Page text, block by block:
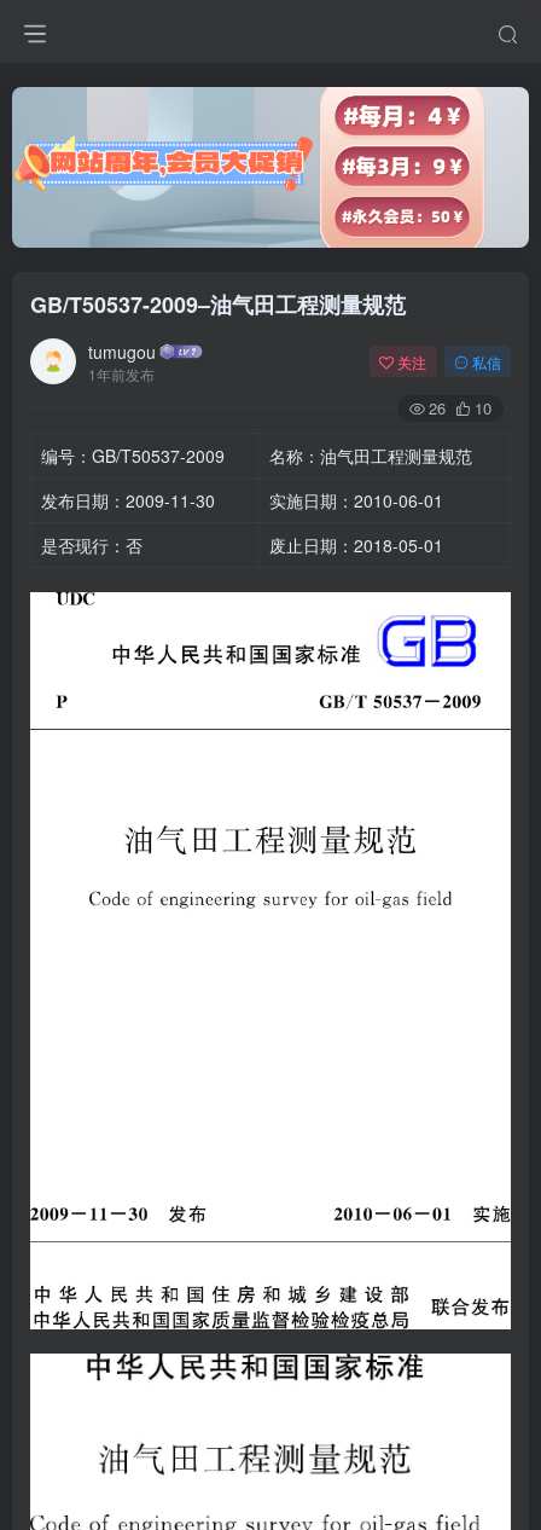
GB/T50537-2009–油气田工程测量规范
tumugou
1年前发布
关注 私信
26 10
编号：GB/T50537-2009
名称：油气田工程测量规范
发布日期：2009-11-30
实施日期：2010-06-01
是否现行：否
废止日期：2018-05-01